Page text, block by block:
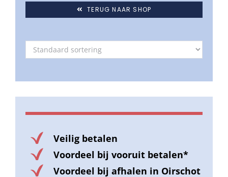
TERUG NAAR SHOP
Veilig betalen
Voordeel bij vooruit betalen*
Voordeel bij afhalen in Oirschot